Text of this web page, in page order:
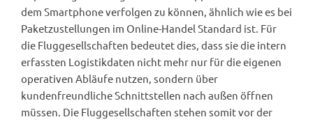
dem Smartphone verfolgen zu können, ähnlich wie es bei
Paketzustellungen im Online-Handel Standard ist. Für
die Fluggesellschaften bedeutet dies, dass sie die intern
erfassten Logistikdaten nicht mehr nur für die eigenen
operativen Abläufe nutzen, sondern über
kundenfreundliche Schnittstellen nach außen öffnen
müssen. Die Fluggesellschaften stehen somit vor der